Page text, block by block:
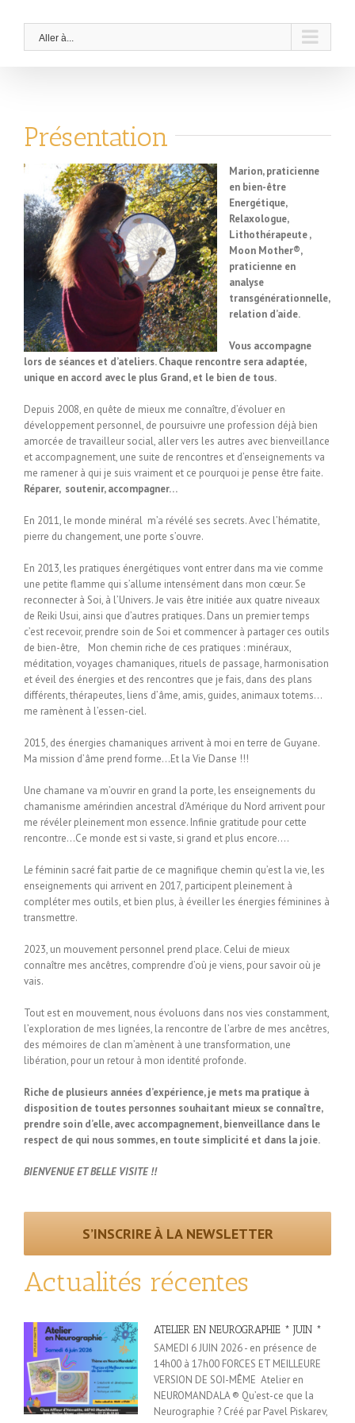
Aller à...
Présentation
Marion, praticienne
en bien-être
Energétique,
Relaxologue,
Lithothérapeute ,
Moon Mother®,
praticienne en
analyse
transgénérationnelle,
relation d’aide.
Vous accompagne
lors de séances et d’ateliers. Chaque rencontre sera adaptée,
unique en accord avec le plus Grand, et le bien de tous.
Depuis 2008, en quête de mieux me connaître, d’évoluer en
développement personnel, de poursuivre une profession déjà bien
amorcée de travailleur social, aller vers les autres avec bienveillance
et accompagnement, une suite de rencontres et d’enseignements va
me ramener à qui je suis vraiment et ce pourquoi je pense être faite.
Réparer, soutenir, accompagner…
En 2011, le monde minéral m’a révélé ses secrets. Avec l’hématite,
pierre du changement, une porte s’ouvre.
En 2013, les pratiques énergétiques vont entrer dans ma vie comme
une petite flamme qui s’allume intensément dans mon cœur. Se
reconnecter à Soi, à l’Univers. Je vais être initiée aux quatre niveaux
de Reiki Usui, ainsi que d’autres pratiques. Dans un premier temps
c’est recevoir, prendre soin de Soi et commencer à partager ces outils
de bien-être, Mon chemin riche de ces pratiques : minéraux,
méditation, voyages chamaniques, rituels de passage, harmonisation
et éveil des énergies et des rencontres que je fais, dans des plans
différents, thérapeutes, liens d’âme, amis, guides, animaux totems…
me ramènent à l’essen-ciel.
2015, des énergies chamaniques arrivent à moi en terre de Guyane.
Ma mission d’âme prend forme…Et la Vie Danse !!!
Une chamane va m’ouvrir en grand la porte, les enseignements du
chamanisme amérindien ancestral d’Amérique du Nord arrivent pour
me révéler pleinement mon essence. Infinie gratitude pour cette
rencontre…Ce monde est si vaste, si grand et plus encore….
Le féminin sacré fait partie de ce magnifique chemin qu’est la vie, les
enseignements qui arrivent en 2017, participent pleinement à
compléter mes outils, et bien plus, à éveiller les énergies féminines à
transmettre.
2023, un mouvement personnel prend place. Celui de mieux
connaître mes ancêtres, comprendre d’où je viens, pour savoir où je
vais.
Tout est en mouvement, nous évoluons dans nos vies constamment,
l’exploration de mes lignées, la rencontre de l’arbre de mes ancêtres,
des mémoires de clan m’amènent à une transformation, une
libération, pour un retour à mon identité profonde.
Riche de plusieurs années d’expérience, je mets ma pratique à
disposition de toutes personnes souhaitant mieux se connaître,
prendre soin d’elle, avec accompagnement, bienveillance dans le
respect de qui nous sommes, en toute simplicité et dans la joie.
BIENVENUE ET BELLE VISITE !!
S’INSCRIRE À LA NEWSLETTER
Actualités récentes
ATELIER EN NEUROGRAPHIE * JUIN *
SAMEDI 6 JUIN 2026 - en présence de
14h00 à 17h00 FORCES ET MEILLEURE
VERSION DE SOI-MÊME Atelier en
NEUROMANDALA ® Qu’est-ce que la
Neurographie ? Créé par Pavel Piskarev,